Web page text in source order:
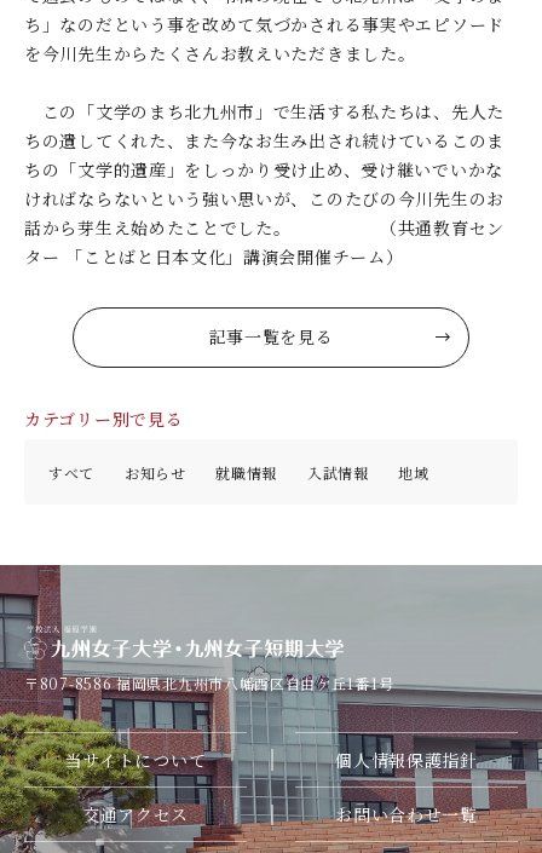
ち」なのだという事を改めて気づかされる事実やエピソード
を今川先生からたくさんお教えいただきました。
この「文学のまち北九州市」で生活する私たちは、先人た
ちの遺してくれた、また今なお生み出され続けているこのま
ちの「文学的遺産」をしっかり受け止め、受け継いでいかな
ければならないという強い思いが、このたびの今川先生のお
話から芽生え始めたことでした。 （共通教育セン
ター 「ことばと日本文化」講演会開催チーム）
記事一覧を見る
カテゴリー別で見る
すべて お知らせ 就職情報 入試情報 地域
〒807-8586福岡県北九州市八幡西区自由ケ丘1番1号
当サイトについて 個人情報保護指針
交通アクセス お問い合わせ一覧